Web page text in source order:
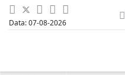
Data: 07-08-2026